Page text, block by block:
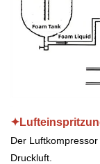
Der
Druckluft.